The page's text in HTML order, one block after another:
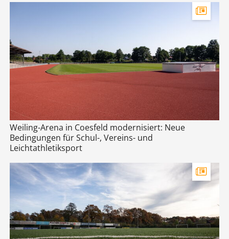
Weiling-Arena in Coesfeld modernisiert: Neue
Bedingungen für Schul-, Vereins- und
Leichtathletiksport